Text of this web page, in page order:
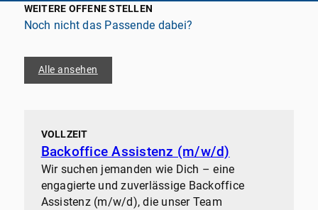
WEITERE OFFENE STELLEN
Noch nicht das Passende dabei?
Alle ansehen
VOLLZEIT
Backoffice Assistenz (m/w/d)
Wir suchen jemanden wie Dich – eine
engagierte und zuverlässige Backoffice
Assistenz (m/w/d), die unser Team